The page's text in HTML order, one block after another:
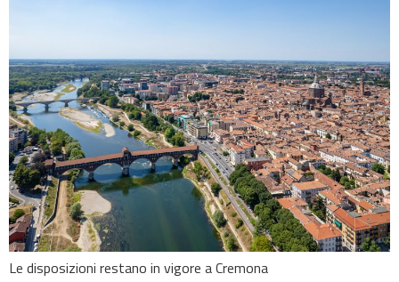
Le disposizioni restano in vigore a Cremona